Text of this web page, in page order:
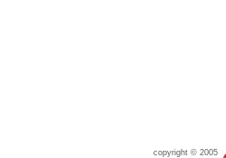
copyright © 2005